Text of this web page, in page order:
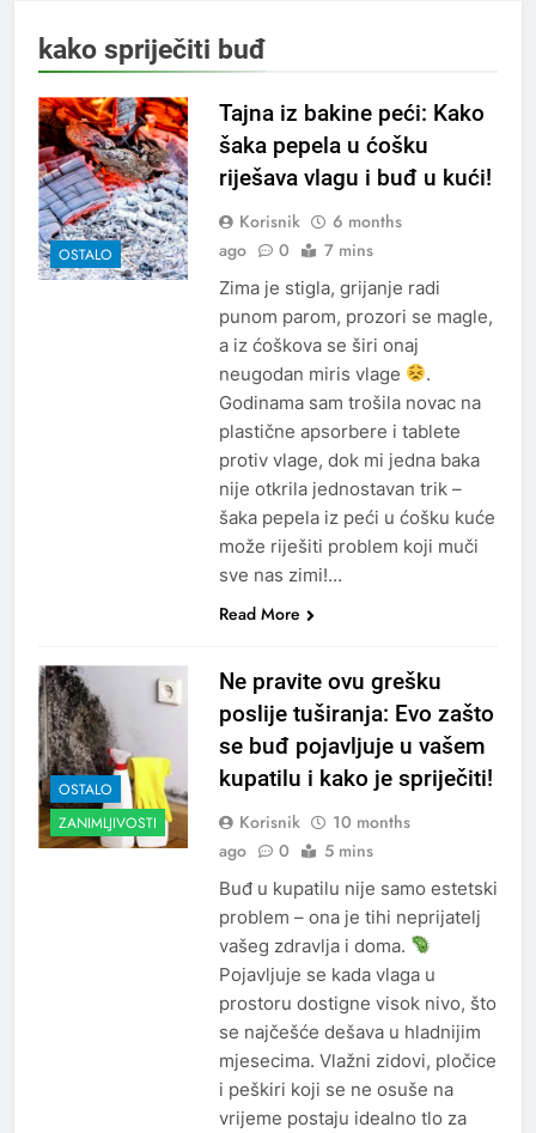
kako spriječiti buđ
OSTALO
Tajna iz bakine peći: Kako
šaka pepela u ćošku
riješava vlagu i buđ u kući!
Korisnik
6 months
ago
0 7 mins
Zima je stigla, grijanje radi
punom parom, prozori se magle,
a iz ćoškova se širi onaj
neugodan miris vlage
.
Godinama sam trošila novac na
plastične apsorbere i tablete
protiv vlage, dok mi jedna baka
nije otkrila jednostavan trik –
šaka pepela iz peći u ćošku kuće
može riješiti problem koji muči
sve nas zimi!…
Read More
OSTALO
ZANIMLJIVOSTI
Ne pravite ovu grešku
poslije tuširanja: Evo zašto
se buđ pojavljuje u vašem
kupatilu i kako je spriječiti!
Korisnik
10 months
ago
0 5 mins
Buđ u kupatilu nije samo estetski
problem – ona je tihi neprijatelj
vašeg zdravlja i doma.
Pojavljuje se kada vlaga u
prostoru dostigne visok nivo, što
se najčešće dešava u hladnijim
mjesecima. Vlažni zidovi, pločice
i peškiri koji se ne osuše na
vrijeme postaju idealno tlo za